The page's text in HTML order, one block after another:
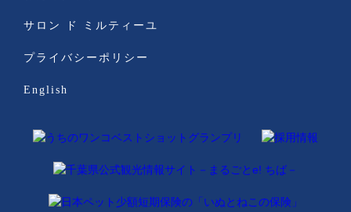
サロン ド ミルティーユ
プライバシーポリシー
English